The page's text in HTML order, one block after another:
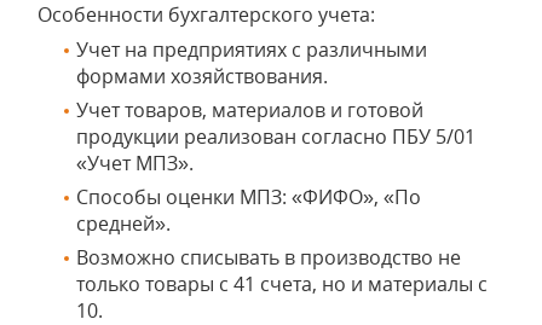
Особенности бухгалтерского учета:
Учет на предприятиях с различными
формами хозяйствования.
Учет товаров, материалов и готовой
продукции реализован согласно ПБУ 5/01
«Учет МПЗ».
Способы оценки МПЗ: «ФИФО», «По
средней».
Возможно списывать в производство не
только товары с 41 счета, но и материалы с
10.